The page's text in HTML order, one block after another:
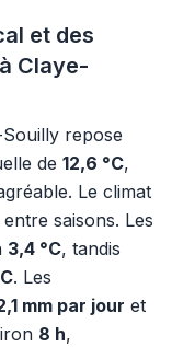
et des
Claye-
repose
de 12,6 °C,
Le climat
saisons. Les
3,4 °C, tandis
. Les
mm par jour et
8 h,